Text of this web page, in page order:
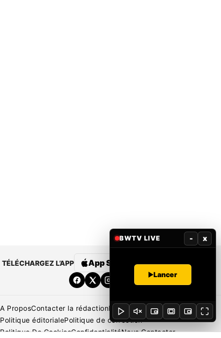
TÉLÉCHARGEZ L’APP App Store Google Play
A ProposContacter la rédactionRédaction Mentions légales
Politique éditorialePolitique de correction
Politique De CookiesConfidentialitéNous Contacter
BWTV LIVE - x
Lancer